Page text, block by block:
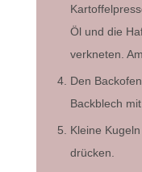
Öl und die
verkneten.
Den
Backblech
Kleine
drücken.